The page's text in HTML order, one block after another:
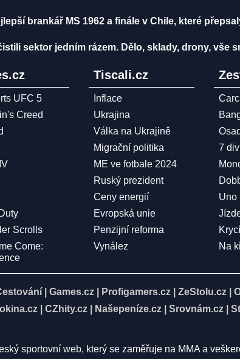
brankář MS 1962 a finále v Chile, které
sektor jedním rázem. Dělo, sklady, drony, vše
UFC 5
Creed
Scrolls
Come:
Tiscali.cz
Inflace
Ukrajina
Válka na Ukrajině
Migrační politika
ME ve fotbale 2024
Ruský prezident
Ceny energií
Evropská unie
Penzijní reforma
Vynález
7
Uno
Na
Games.cz Profigamers.cz ZeStolu.cz
CZhity.cz Našepeníze.cz Srovnám.cz
sportovní web, který se zaměřuje na MMA a